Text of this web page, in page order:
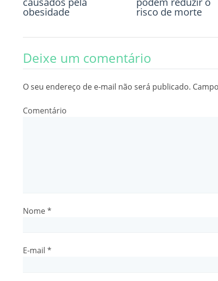
obesidade risco de morte
Deixe um comentário
O seu endereço de e-mail não será publicado.
Comentário
Nome*
E-mail *